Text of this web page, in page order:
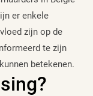
er enkele
zijn op de
te zijn
betekenen.